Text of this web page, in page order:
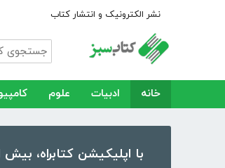
نشر الکترونیک و انتشار کتاب
خانه ادبیات علوم
با اپلیکیشن کتابراه، بیش از ۵۰،۰۰۰ کتاب، کتاب صوتی و رمان را در موبایل و تبلت خود داشته